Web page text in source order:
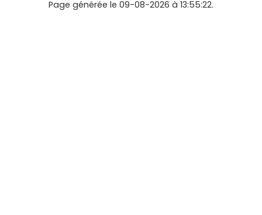
Page générée le 09-08-2026 à 13:55:22.